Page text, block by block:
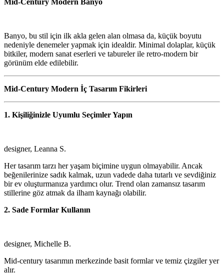
Mid-Century Modern Banyo
Banyo, bu stil için ilk akla gelen alan olmasa da, küçük boyutu
nedeniyle denemeler yapmak için idealdir. Minimal dolaplar, küçük
bitkiler, modern sanat eserleri ve tabureler ile retro-modern bir
görünüm elde edilebilir.
Mid-Century Modern İç Tasarım Fikirleri
1. Kişiliğinizle Uyumlu Seçimler Yapın
designer, Leanna S.
Her tasarım tarzı her yaşam biçimine uygun olmayabilir. Ancak
beğenilerinize sadık kalmak, uzun vadede daha tutarlı ve sevdiğiniz
bir ev oluşturmanıza yardımcı olur. Trend olan zamansız tasarım
stillerine göz atmak da ilham kaynağı olabilir.
2. Sade Formlar Kullanın
designer, Michelle B.
Mid-century tasarımın merkezinde basit formlar ve temiz çizgiler yer
alır.